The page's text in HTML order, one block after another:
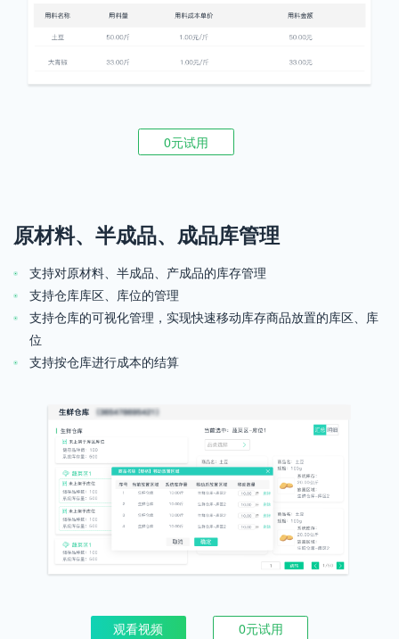
0元试用
原材料、半成品、成品库管理
支持对原材料、半成品、产成品的库存管理
支持仓库库区、库位的管理
支持仓库的可视化管理，实现快速移动库存商品放置的库区、库
位
支持按仓库进行成本的结算
观看视频 0元试用